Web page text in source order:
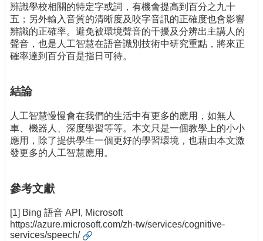
辨識學校相關的特定字或詞，有機會提高到百分之九十
五；另外輸入音質的清晰度及咬字音訊的正確度也會影響
辨識的正確率。避免被環境聲音的干擾及分辨出主講人的
聲音，也是人工智慧在語音識別技術中研究重點，將來正
確率達到百分百是指日可待。
結論
人工智慧慢慢會在我們的生活中有更多的應用，如無人
車、機器人、深度學習等等。本文只是一個教學上的小小
應用，除了提供學生一個更好的學習環境，也藉由本文激
發更多的人工智慧應用。
參考文獻
[1] Bing 語音 API, Microsoft
https://azure.microsoft.com/zh-tw/services/cognitive-
services/speech/